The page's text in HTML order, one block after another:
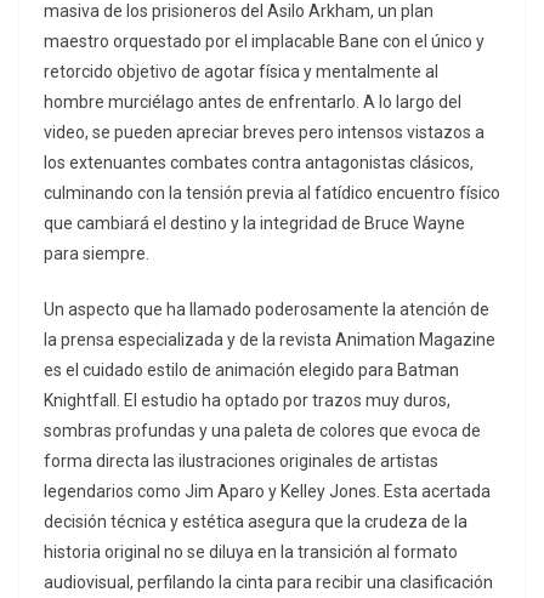
masiva de los prisioneros del Asilo Arkham, un plan
maestro orquestado por el implacable Bane con el único y
retorcido objetivo de agotar física y mentalmente al
hombre murciélago antes de enfrentarlo. A lo largo del
video, se pueden apreciar breves pero intensos vistazos a
los extenuantes combates contra antagonistas clásicos,
culminando con la tensión previa al fatídico encuentro físico
que cambiará el destino y la integridad de Bruce Wayne
para siempre.
Un aspecto que ha llamado poderosamente la atención de
la prensa especializada y de la revista Animation Magazine
es el cuidado estilo de animación elegido para Batman
Knightfall. El estudio ha optado por trazos muy duros,
sombras profundas y una paleta de colores que evoca de
forma directa las ilustraciones originales de artistas
legendarios como Jim Aparo y Kelley Jones. Esta acertada
decisión técnica y estética asegura que la crudeza de la
historia original no se diluya en la transición al formato
audiovisual, perfilando la cinta para recibir una clasificación